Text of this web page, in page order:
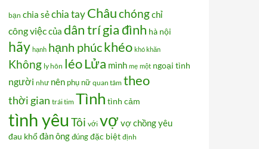
bạn chia sẻchia tay Châuchóngchỉ
công việccủa dân trígia đình hà nội
hãy hạnh hạnh phúckhéo khó khăn
Không ly hôn léoLửa mình mẹ một ngoại tình
người như nên phụ nữ quan tâm theo
thời gian trái tim Tình tình cảm
tình yêu Tôi với vợ vợ chồngyêu
đau khổđàn ôngđúngđặc biệt định